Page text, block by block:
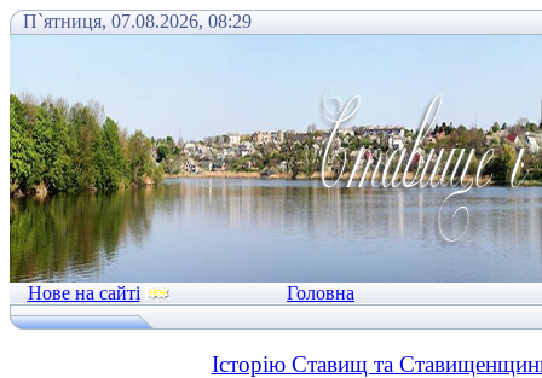
П`ятниця, 07.08.2026, 08:29
Нове на сайті Головна
Історію Ставищ та